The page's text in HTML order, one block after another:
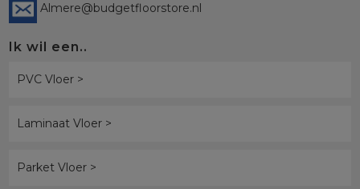
Almere@budgetfloorstore.nl
Ik wil een..
PVC Vloer >
Laminaat Vloer >
Parket Vloer >